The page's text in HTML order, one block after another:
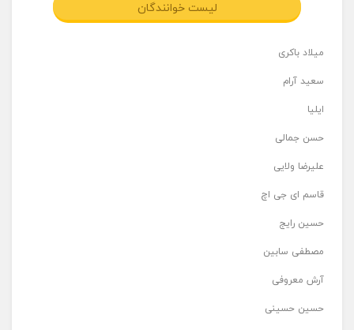
لیست خوانندگان
میلاد باکری
سعید آرام
ایلیا
حسن جمالی
علیرضا ولایی
قاسم ای جی اچ
حسین رایج
مصطفی سابین
آرش معروفی
حسین حسینی